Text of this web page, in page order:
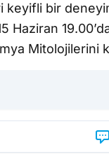
keyifli bir
Haziran
Mitolojilerini